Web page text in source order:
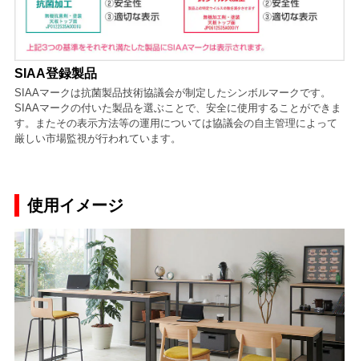
SIAA登録製品
SIAAマークは抗菌製品技術協議会が制定したシンボルマークです。
SIAAマークの付いた製品を選ぶことで、安全に使用することができま
す。またその表示方法等の運用については協議会の自主管理によって
厳しい市場監視が行われています。
使用イメージ